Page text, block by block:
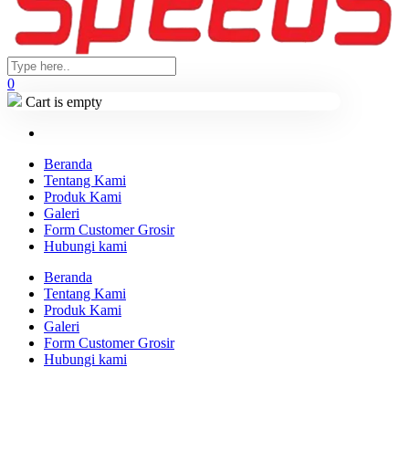
0
Cart is empty
Beranda
Tentang Kami
Produk Kami
Galeri
Form Customer Grosir
Hubungi kami
Beranda
Tentang Kami
Produk Kami
Galeri
Form Customer Grosir
Hubungi kami